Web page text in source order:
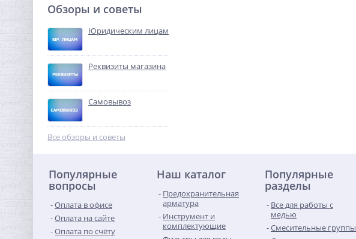
Ниппель редукция 1"1/4 x
1" (НР) никель UNI-FITT
1 210,00 руб.
-68%
Обзоры и советы
Юридическим лицам
Реквизиты магазина
Самовывоз
Все обзоры и советы
Популярные
вопросы
Оплата в офисе
Оплата на сайте
Оплата по счёту
Наш каталог
Предохранительная
арматура
Инструмент и
комплектующие
Популярные
разделы
Все для работы с
медью
Смесительные группы